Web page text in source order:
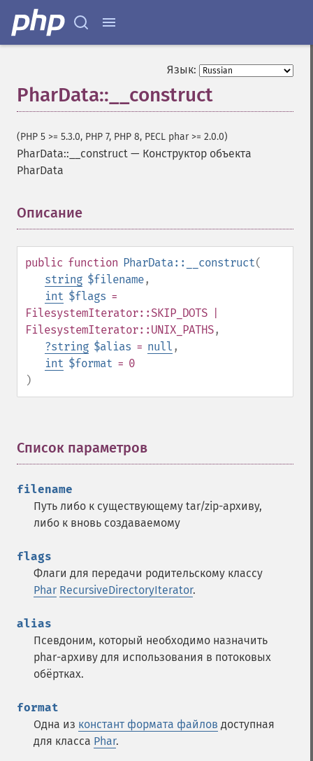
Язык:
PharData::__construct
(PHP 5 >= 5.3.0, PHP 7, PHP 8, PECL phar >= 2.0.0)
PharData::__construct — Конструктор объекта
PharData
Описание
public function PharData::__construct(
string $filename,
int $flags =
FilesystemIterator::SKIP_DOTS |
FilesystemIterator::UNIX_PATHS,
?string $alias = null ,
int $format = 0
)
Список параметров
filename
Путь либо к существующему tar/zip-архиву,
либо к вновь создаваемому
flags
Флаги для передачи родительскому классу
Phar RecursiveDirectoryIterator.
alias
Псевдоним, который необходимо назначить
phar-архиву для использования в потоковых
обёртках.
format
Одна из констант формата файлов доступная
для класса Phar.